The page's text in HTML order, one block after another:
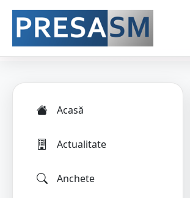
Acasă
Actualitate
Anchete